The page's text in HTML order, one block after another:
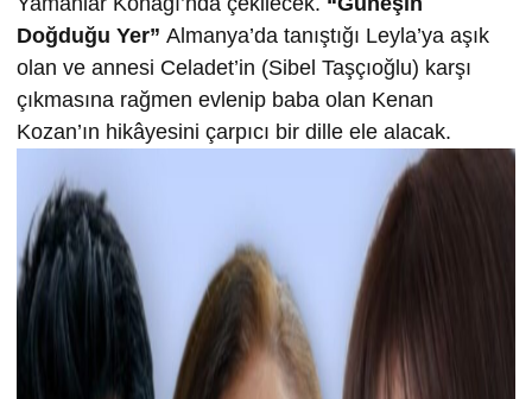
Doğduğu Yer” Almanya’da tanıştığı Leyla’ya aşık
olan ve annesi Celadet’in (Sibel Taşçıoğlu) karşı
çıkmasına rağmen evlenip baba olan Kenan
Kozan’ın hikâyesini çarpıcı bir dille ele alacak.